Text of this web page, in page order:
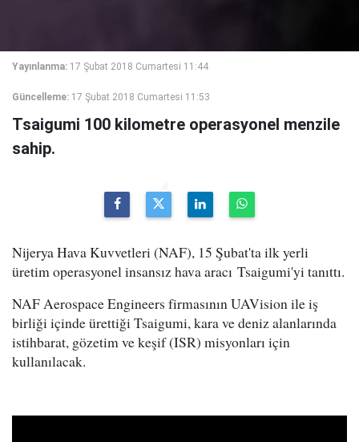
Yayınlanma: 17 Şubat 2018 Cumartesi 11:44
Güncelleme: 17 Şubat 2018 Cumartesi 11:53
Tsaigumi 100 kilometre operasyonel menzile
sahip.
Nijerya Hava Kuvvetleri (NAF), 15 Şubat'ta ilk yerli
üretim operasyonel insansız hava aracı Tsaigumi'yi tanıttı.
NAF Aerospace Engineers firmasının UAVision ile iş
birliği içinde ürettiği Tsaigumi, kara ve deniz alanlarında
istihbarat, gözetim ve keşif (ISR) misyonları için
kullanılacak.